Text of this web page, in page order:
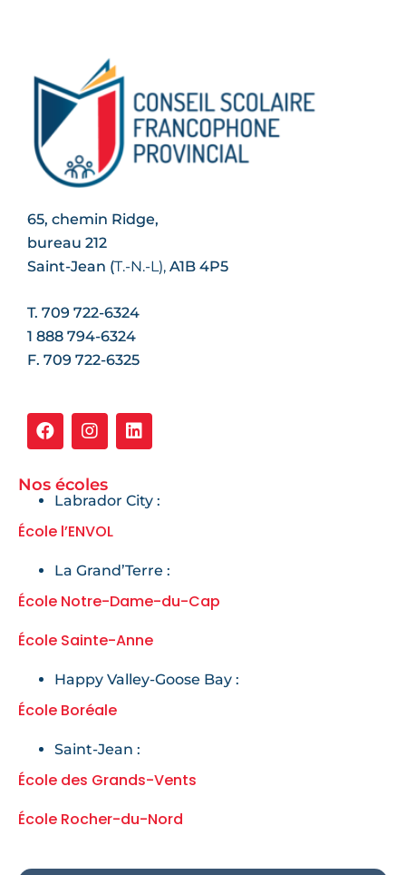
65, chemin Ridge,
bureau 212
Saint-Jean (T.-N.-L), A1B 4P5
T. 709 722-6324
1 888 794-6324
F. 709 722-6325
Nos écoles
Labrador City :
École l’ENVOL
La Grand’Terre :
École Notre-Dame-du-Cap
École Sainte-Anne
Happy Valley-Goose Bay :
École Boréale
Saint-Jean :
École des Grands-Vents
École Rocher-du-Nord